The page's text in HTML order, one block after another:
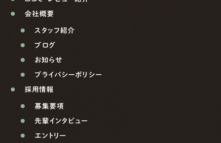
会社概要
スタッフ紹介
ブログ
お知らせ
プライバシーポリシー
採用情報
募集要項
先輩インタビュー
エントリー